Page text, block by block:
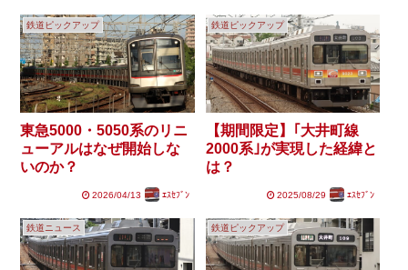
鉄道ピックアップ
東急5000・5050系のリニ
ューアルはなぜ開始しな
いのか？
2026/04/13 ｴｽｾﾌﾞﾝ
鉄道ピックアップ
【期間限定】｢大井町線
2000系｣が実現した経緯と
は？
2025/08/29 ｴｽｾﾌﾞﾝ
鉄道ニュース 鉄道ピックアップ